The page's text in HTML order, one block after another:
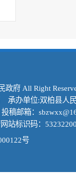
政府 All Right
承办单位:双柏县人
稿邮箱：
站标识码：
号